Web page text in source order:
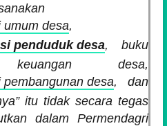
umum desa,
penduduk desa, buku
keuangan desa,
desa, dan
” itu tidak secara tegas
dalam Permendagri